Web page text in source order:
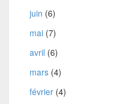
juin (6)
mai (7)
avril (6)
mars (4)
février (4)